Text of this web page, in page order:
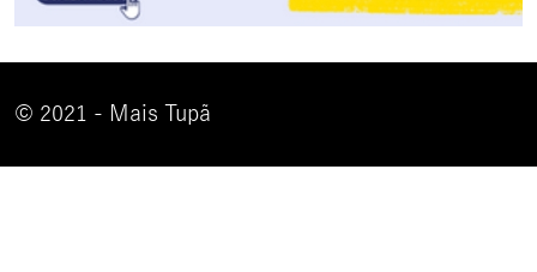
© 2021 - Mais Tupã